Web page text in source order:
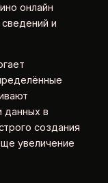
онлайн
и
данных в
создания
увеличение